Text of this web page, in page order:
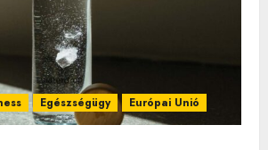
Egészségügy Európai Unió